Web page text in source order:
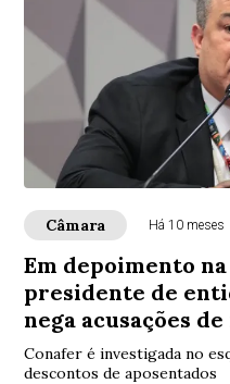
Câmara Há 10 meses
Em depoimento na
presidente de
nega acusações
Conafer é investigada no
descontos de aposentados